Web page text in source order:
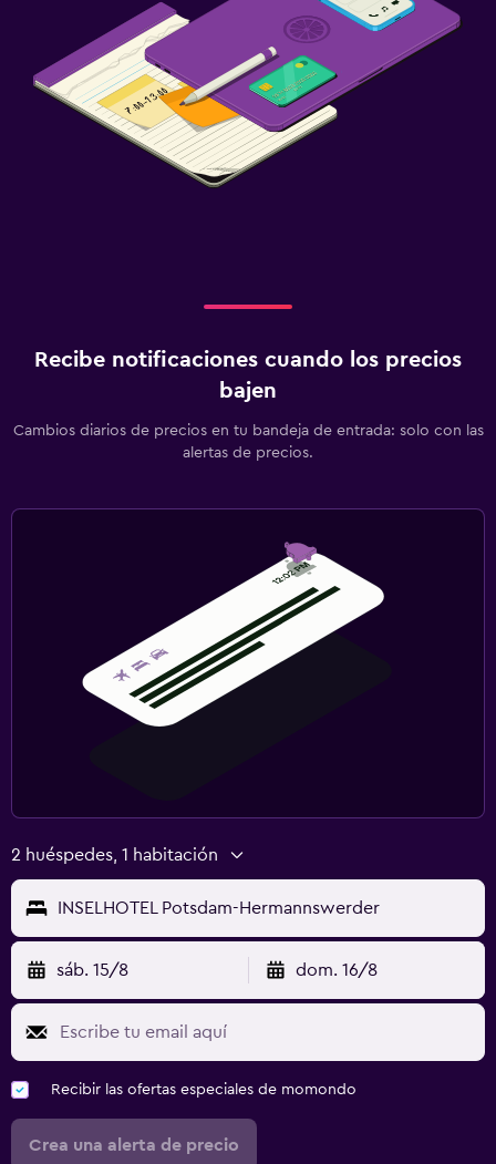
Gimnasio
Recibe notificaciones cuando los precios
bajen
Cambios diarios de precios en tu bandeja de entrada: solo con las
alertas de precios.
2 huéspedes, 1 habitación
INSELHOTEL Potsdam-Hermannswerder
sáb. 15/8 dom. 16/8
Recibir las ofertas especiales de momondo
Crea una alerta de precio